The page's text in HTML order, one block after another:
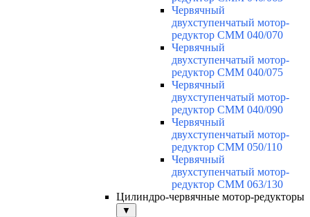
Червячный
двухступенчатый мотор-
редуктор CMM 040/070
Червячный
двухступенчатый мотор-
редуктор CMM 040/075
Червячный
двухступенчатый мотор-
редуктор CMM 040/090
Червячный
двухступенчатый мотор-
редуктор CMM 050/110
Червячный
двухступенчатый мотор-
редуктор CMM 063/130
Цилиндро-червячные мотор-редукторы
▼